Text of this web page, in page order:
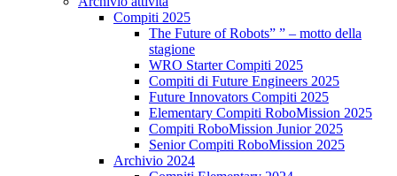
Compiti 2025
The Future of Robots” ” – motto della
stagione
WRO Starter Compiti 2025
Compiti di Future Engineers 2025
Future Innovators Compiti 2025
Elementary Compiti RoboMission 2025
Compiti RoboMission Junior 2025
Senior Compiti RoboMission 2025
Archivio 2024